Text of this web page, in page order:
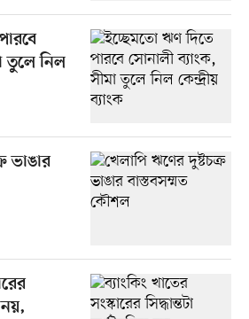
তুলে নিল
ভাঙার
নয়,